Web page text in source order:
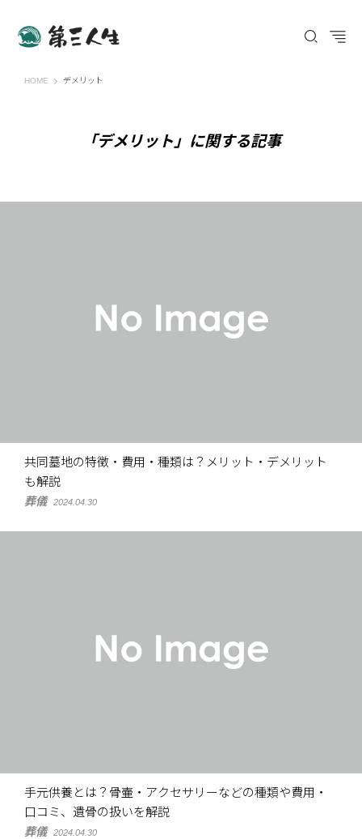
HOME 第三人生 〜寄り道の歩き方〜
デメリット
「デメリット」に関する記事
共同墓地の特徴・費用・種類は？メリット・デメリット
も解説
葬儀 2024.04.30
手元供養とは？骨壷・アクセサリーなどの種類や費用・
口コミ、遺骨の扱いを解説
葬儀 2024.04.30